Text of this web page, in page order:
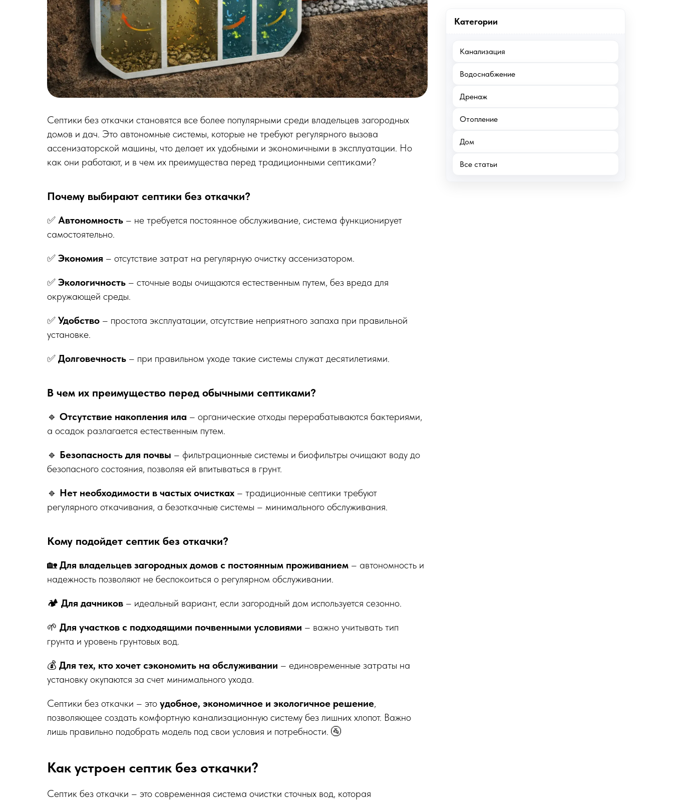
Септики без откачки становятся все более популярными среди владельцев загородных
домов и дач. Это автономные системы, которые не требуют регулярного вызова
ассенизаторской машины, что делает их удобными и экономичными в эксплуатации. Но
как они работают, и в чем их преимущества перед традиционными септиками?
Почему выбирают септики без откачки?
✅ Автономность – не требуется постоянное обслуживание, система функционирует
самостоятельно.
✅ Экономия – отсутствие затрат на регулярную очистку ассенизатором.
✅ Экологичность – сточные воды очищаются естественным путем, без вреда для
окружающей среды.
✅ Удобство – простота эксплуатации, отсутствие неприятного запаха при правильной
установке.
✅ Долговечность – при правильном уходе такие системы служат десятилетиями.
В чем их преимущество перед обычными септиками?
🔹 Отсутствие накопления ила – органические отходы перерабатываются бактериями,
а осадок разлагается естественным путем.
🔹 Безопасность для почвы – фильтрационные системы и биофильтры очищают воду до
безопасного состояния, позволяя ей впитываться в грунт.
🔹 Нет необходимости в частых очистках – традиционные септики требуют
регулярного откачивания, а безоткачные системы – минимального обслуживания.
Кому подойдет септик без откачки?
🏡 Для владельцев загородных домов с постоянным проживанием – автономность и
надежность позволяют не беспокоиться о регулярном обслуживании.
🏕 Для дачников – идеальный вариант, если загородный дом используется сезонно.
🌱 Для участков с подходящими почвенными условиями – важно учитывать тип
грунта и уровень грунтовых вод.
💰 Для тех, кто хочет сэкономить на обслуживании – единовременные затраты на
установку окупаются за счет минимального ухода.
Септики без откачки – это удобное, экономичное и экологичное решение,
позволяющее создать комфортную канализационную систему без лишних хлопот. Важно
лишь правильно подобрать модель под свои условия и потребности. 🚰
Как устроен септик без откачки?
Септик без откачки – это современная система очистки сточных вод, которая
Категории
Канализация
Водоснабжение
Дренаж
Отопление
Дом
Все статьи